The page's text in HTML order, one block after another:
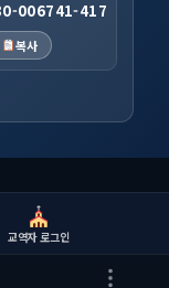
006741-417
복사
교역자 로그인